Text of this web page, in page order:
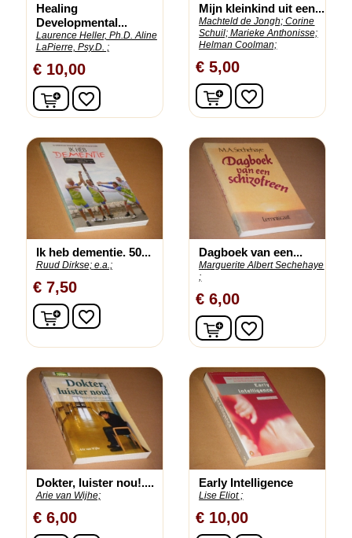
Healing
Developmental...
Laurence Heller, Ph.D. Aline
LaPierre, Psy.D. ;
€ 10,00
In winkelwagen
favorite_border
Mijn kleinkind uit een...
Machteld de Jongh; Corine
Schuil; Marieke Anthonisse;
Helman Coolman;
€ 5,00
In winkelwagen
favorite_border
Ik heb dementie. 50...
Ruud Dirkse; e.a.;
€ 7,50
In winkelwagen
favorite_border
Dagboek van een...
Marguerite Albert Sechehaye
;
€ 6,00
In winkelwagen
favorite_border
Dokter, luister nou!....
Arie van Wijhe;
€ 6,00
Early Intelligence
Lise Eliot ;
€ 10,00